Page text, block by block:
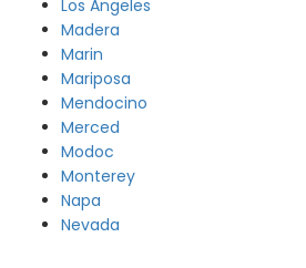
Los Angeles
Madera
Marin
Mariposa
Mendocino
Merced
Modoc
Monterey
Napa
Nevada